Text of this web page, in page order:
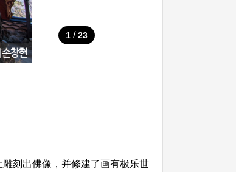
1 / 23
刻出佛像，并修建了画有极乐世